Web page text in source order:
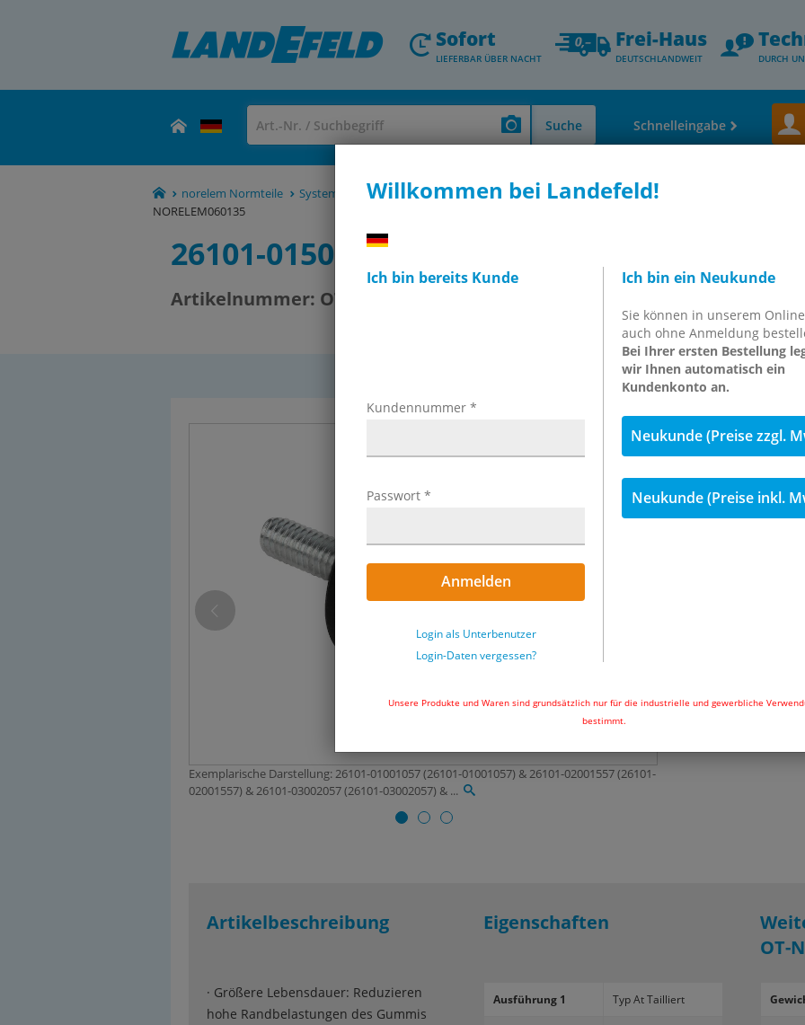
Willkommen bei Landefeld!
Ich bin bereits Kunde
Kundennummer *
Passwort *
Anmelden
Login als Unterbenutzer
Login-Daten vergessen?
Ich bin ein Neukunde
Sie können in unserem
auch ohne Anmeldung
Bei Ihrer ersten Bestellung
wir Ihnen automatisch ein
Kundenkonto an.
Neukunde (Preise zzgl.
Neukunde (Preise inkl.
Unsere Produkte und Waren sind grundsätzlich nur für die industrielle und gewerbliche
bestimmt.
Sofort
LIEFERBAR ÜBER NACHT
Frei-Haus
DEUTSCHLANDWEIT DURCH
Suche Schnelleingabe
norelem Normteile Systeme und Komponenten für den Maschinen-und Anlagebau 26000
NORELEM060135
26101-01501557 Gummipuffer
Artikelnummer: OT-NORELEM060135
inkl. MwSt.
Exemplarische Darstellung: 26101-01001057 (26101-01001057) & 26101-02001557 (26101-
02001557) & 26101-03002057 (26101-03002057) & ...
ab2,01 €
1 Stk.2,55 €
Artikelbeschreibung
· Größere Lebensdauer: Reduzieren
hohe Randbelastungen des Gummis
Eigenschaften
Aus­füh­rung 1 Typ At Tail­liert
OT-